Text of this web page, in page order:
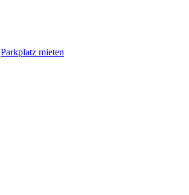
Parkplatz mieten